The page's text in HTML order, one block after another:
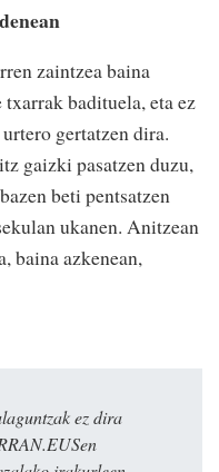
zaintzea baina
badituela, eta ez
gertatzen dira.
gaizki pasatzen duzu,
beti pentsatzen
ukanen. Anitzean
baina azkenean,
ez dira